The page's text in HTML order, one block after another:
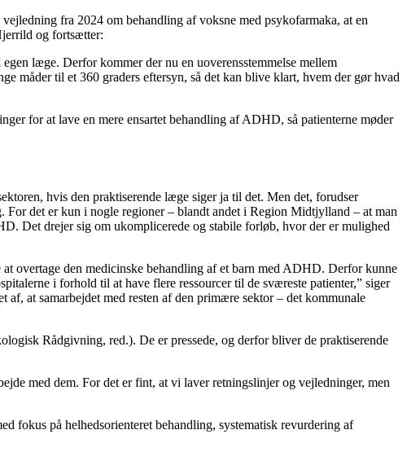
fra 2024 om behandling af voksne med psykofarmaka, at en
og fortsætter:
læge. Derfor kommer der nu en uoverensstemmelse mellem
måder til et 360 graders eftersyn, så det kan blive klart, hvem der gør hvad
for at lave en mere ensartet behandling af ADHD, så patienterne møder
hvis den praktiserende læge siger ja til det. Men det, forudser
det er kun i nogle regioner – blandt andet i Region Midtjylland – at man
Det drejer sig om ukomplicerede og stabile forløb, hvor der er mulighed
overtage den medicinske behandling af et barn med ADHD. Derfor kunne
i forhold til at have flere ressourcer til de sværeste patienter,” siger
at samarbejdet med resten af den primære sektor – det kommunale
Rådgivning, red.). De er pressede, og derfor bliver de praktiserende
med dem. For det er fint, at vi laver retningslinjer og vejledninger, men
fokus på helhedsorienteret behandling, systematisk revurdering af